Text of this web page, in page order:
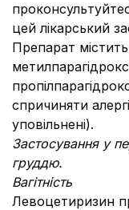
цей лікарський
Препарат
спричиняти
уповільнені).
Застосування у
груддю.
Вагітність
Левоцетиризин